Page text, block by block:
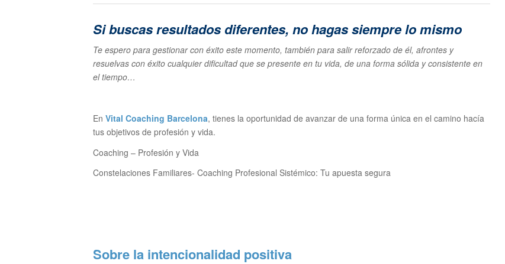
Si buscas resultados diferentes, no hagas siempre lo mismo
Te espero para gestionar con éxito este momento, también para salir reforzado de él, afrontes y
resuelvas con éxito cualquier dificultad que se presente en tu vida, de una forma sólida y consistente en
el tiempo…
En Vital Coaching Barcelona, tienes la oportunidad de avanzar de una forma única en el camino hacía
tus objetivos de profesión y vida.
Coaching – Profesión y Vida
Constelaciones Familiares- Coaching Profesional Sistémico: Tu apuesta segura
Sobre la intencionalidad positiva